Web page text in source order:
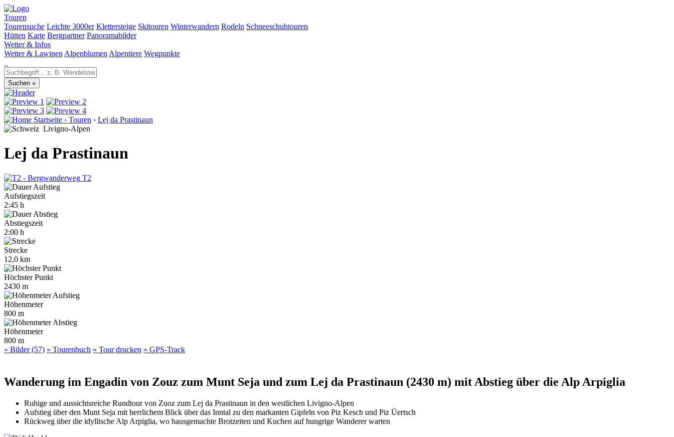
Touren
Tourensuche Leichte 3000er Klettersteige Skitouren Winterwandern Rodeln Schneeschuhtouren
Hütten Karte Bergpartner Panoramabilder
Wetter & Infos
Wetter & Lawinen Alpenblumen Alpentiere Wegpunkte
Startseite › Touren › Lej da Prastinaun
Livigno-Alpen
Lej da Prastinaun
T2
Aufstiegszeit
2:45 h
Abstiegszeit
2:00 h
Strecke
12,0 km
Höchster Punkt
2430 m
Höhenmeter
800 m
Höhenmeter
800 m
» Bilder (57) » Tourenbuch » Tour drucken » GPS-Track
Wanderung im Engadin von Zouz zum Munt Seja und zum Lej da Prastinaun (2430 m) mit Abstieg über die Alp Arpiglia
Ruhige und aussichtsreiche Rundtour von Zuoz zum Lej da Prastinaun in den westlichen Livigno-Alpen
Aufstieg über den Munt Seja mit herrlichem Blick über das Inntal zu den markanten Gipfeln von Piz Kesch und Piz Üertsch
Rückweg über die idyllische Alp Arpiglia, wo hausgemachte Brotzeiten und Kuchen auf hungrige Wanderer warten